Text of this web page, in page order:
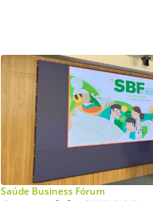
Saúde Business Fórum